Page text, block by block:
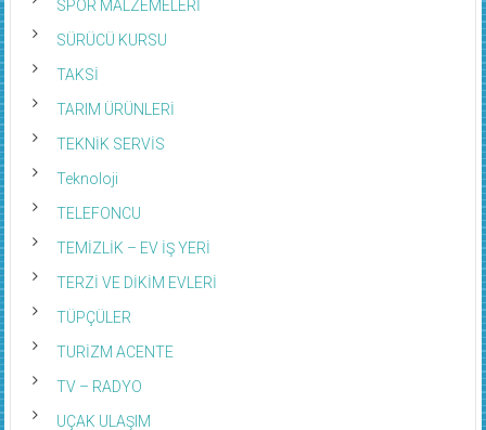
SPOR MALZEMELERİ
SÜRÜCÜ KURSU
TAKSİ
TARIM ÜRÜNLERİ
TEKNİK SERVİS
Teknoloji
TELEFONCU
TEMİZLİK – EV İŞ YERİ
TERZİ VE DİKİM EVLERİ
TÜPÇÜLER
TURİZM ACENTE
TV – RADYO